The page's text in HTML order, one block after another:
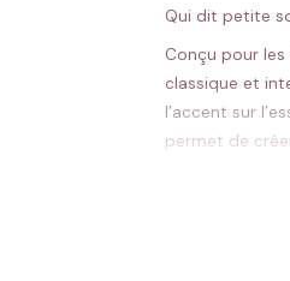
Qui dit petite
Conçu pour
classique et
l’accent sur
permet de